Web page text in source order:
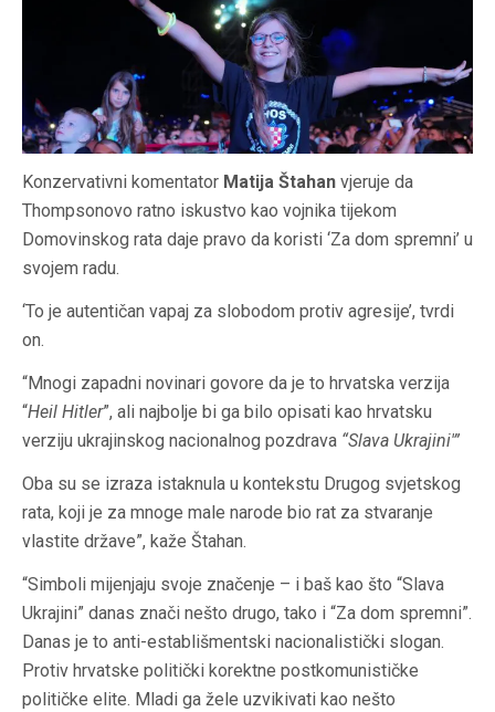
Konzervativni komentator Matija Štahan vjeruje da
Thompsonovo ratno iskustvo kao vojnika tijekom
Domovinskog rata daje pravo da koristi ‘Za dom spremni’ u
svojem radu.
‘To je autentičan vapaj za slobodom protiv agresije’, tvrdi
on.
“Mnogi zapadni novinari govore da je to hrvatska verzija
“Heil Hitler”, ali najbolje bi ga bilo opisati kao hrvatsku
verziju ukrajinskog nacionalnog pozdrava “Slava Ukrajini'”
Oba su se izraza istaknula u kontekstu Drugog svjetskog
rata, koji je za mnoge male narode bio rat za stvaranje
vlastite države”, kaže Štahan.
“Simboli mijenjaju svoje značenje – i baš kao što “Slava
Ukrajini” danas znači nešto drugo, tako i “Za dom spremni”.
Danas je to anti-establišmentski nacionalistički slogan.
Protiv hrvatske politički korektne postkomunističke
političke elite. Mladi ga žele uzvikivati kao nešto